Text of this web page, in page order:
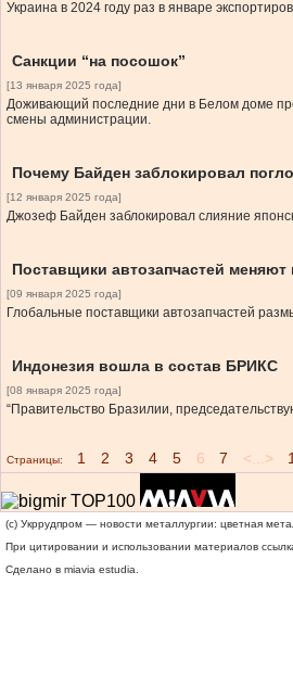
Украина в 2024 году раз в январе
Санкции “на посошок”
[13 января 2025 года]
Доживающий последние дни в Белом доме
смены администрации.
Почему Байден заблокировал
[12 января 2025 года]
Джозеф Байден заблокировал слияние
Поставщики автозапчастей
[09 января 2025 года]
Глобальные поставщики автозапчастей
Индонезия вошла в состав БРИКС
[08 января 2025 года]
“Правительство Бразилии,
Страницы: 1 2 3 4 5 6 7 <...>
(c) Укррудпром — новости металлургии: цветная
При цитировании и использовании материалов
Сделано в miavia estudia.